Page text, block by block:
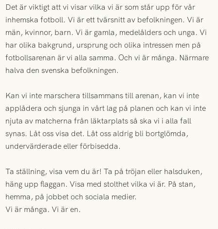
Det är viktigt att vi visar vilka vi är som står upp för vår
inhemska fotboll. Vi är ett tvärsnitt av befolkningen. Vi är
män, kvinnor, barn. Vi är gamla, medelålders och unga. Vi
har olika bakgrund, ursprung och olika intressen men på
fotbollsarenan är vi alla samma. Och vi är många. Närmare
halva den svenska befolkningen.
Kan vi inte marschera tillsammans till arenan, kan vi inte
applådera och sjunga in vårt lag på planen och kan vi inte
njuta av matcherna från läktarplats så ska vi i alla fall
synas. Låt oss visa det. Låt oss aldrig bli bortglömda,
undervärderade eller förbisedda.
Ta ställning, visa vem du är! Ta på tröjan eller halsduken,
häng upp flaggan. Visa med stolthet vilka vi är. På stan,
hemma, på jobbet och sociala medier.
Vi är många. Vi är en.